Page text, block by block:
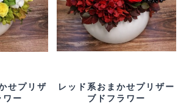
せプリザ
ワー
レッド系おまかせプリザー
ブドフラワー